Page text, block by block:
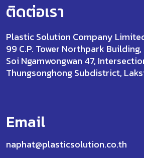
ติดต่อเรา
Plastic Solution Company
99 C.P. Tower Northpark
Soi Ngamwongwan 47,
Thungsonghong Subdistrict,
Email
naphat@plasticsolution.co.th